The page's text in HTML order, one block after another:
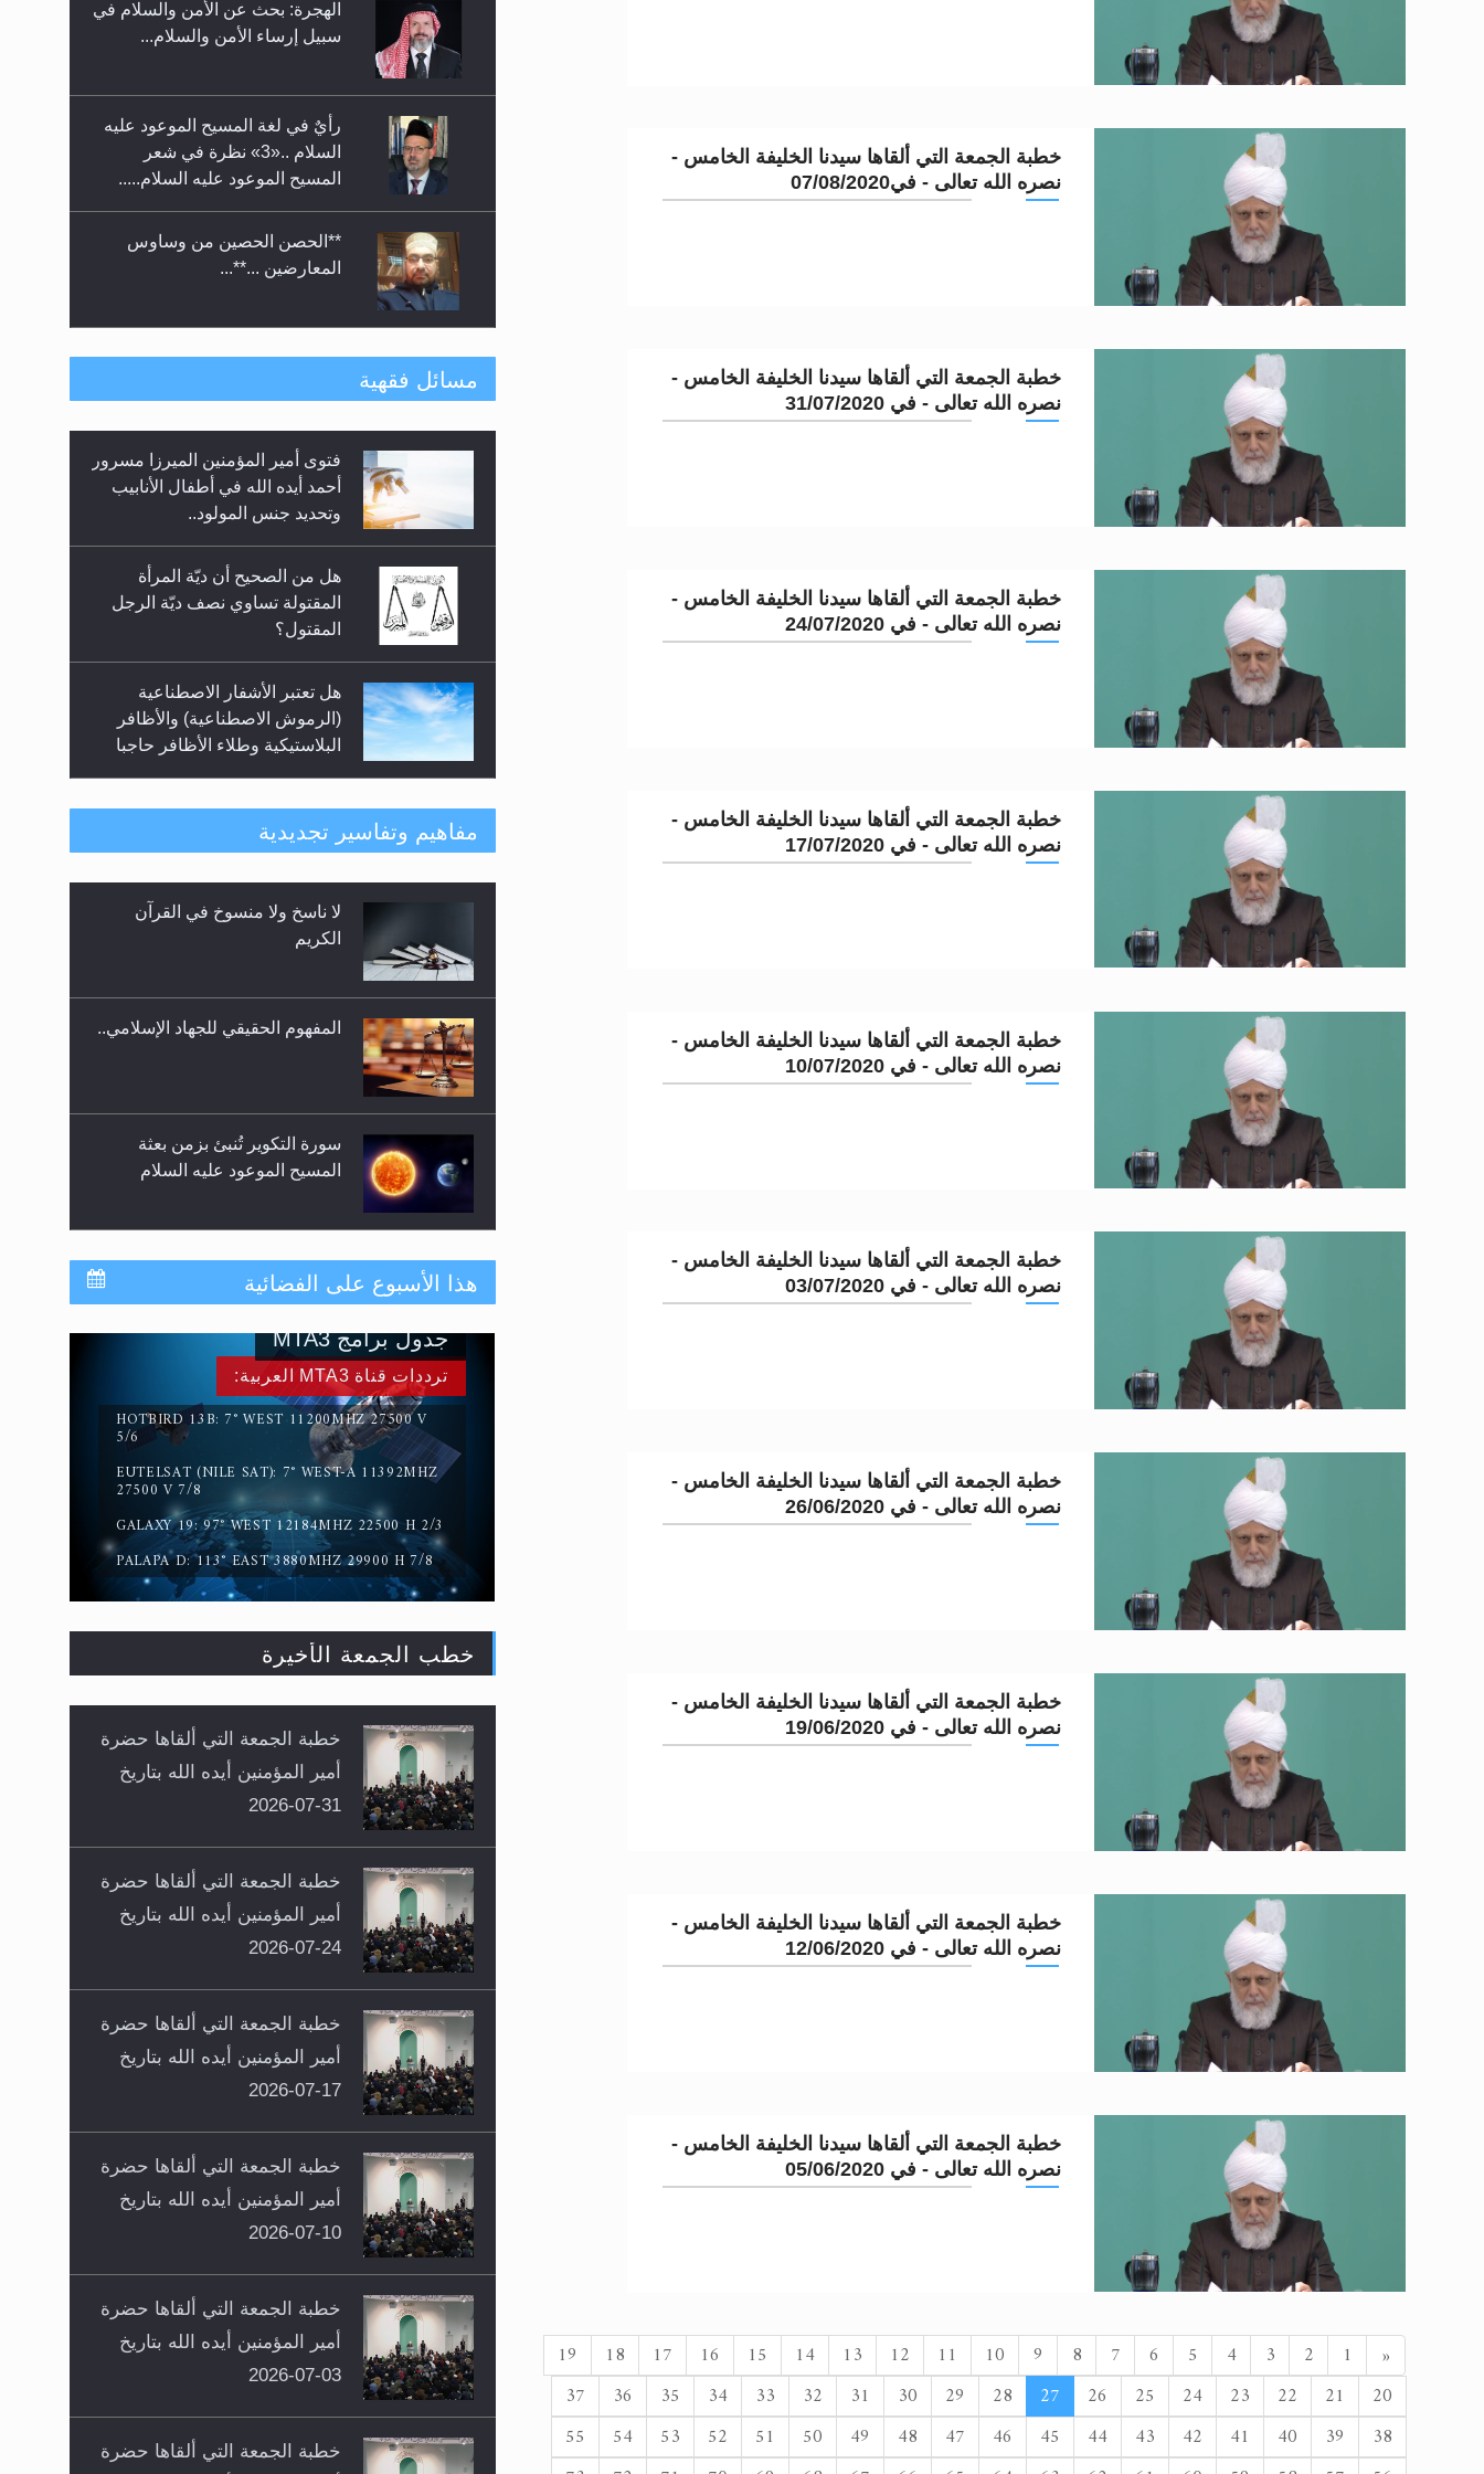
خطبة الجمعة التي ألقاها سيدنا الخليفة الخامس -
نصره الله تعالى - في07/08/2020
خطبة الجمعة التي ألقاها سيدنا الخليفة الخامس -
نصره الله تعالى - في 31/07/2020
خطبة الجمعة التي ألقاها سيدنا الخليفة الخامس -
نصره الله تعالى - في 24/07/2020
خطبة الجمعة التي ألقاها سيدنا الخليفة الخامس -
نصره الله تعالى - في 17/07/2020
خطبة الجمعة التي ألقاها سيدنا الخليفة الخامس -
نصره الله تعالى - في 10/07/2020
خطبة الجمعة التي ألقاها سيدنا الخليفة الخامس -
نصره الله تعالى - في 03/07/2020
خطبة الجمعة التي ألقاها سيدنا الخليفة الخامس -
نصره الله تعالى - في 26/06/2020
خطبة الجمعة التي ألقاها سيدنا الخليفة الخامس -
نصره الله تعالى - في 19/06/2020
خطبة الجمعة التي ألقاها سيدنا الخليفة الخامس -
نصره الله تعالى - في 12/06/2020
خطبة الجمعة التي ألقاها سيدنا الخليفة الخامس -
نصره الله تعالى - في 05/06/2020
« السابق1
2
3
4
5
6
7
8
9
10
11
12
13
14
15
16
17
18
19
20
21
22
23
24
25
26
27
28
29
30
31
32
33
34
35
36
37
38
39
40
41
42
43
44
45
46
47
48
49
50
51
52
53
54
55
حفل توزيع الشهادات في الجامعة
الأحمدية بنيجيريا لعام 2025
الهجرة: بحث عن الأمن والسلام في
سبيل إرساء الأمن والسلام...
رأيٌ في لغة المسيح الموعود عليه
السلام ..«3» نظرة في شعر
المسيح الموعود عليه السلام.....
**الحصن الحصين من وساوس
المعارضين ...**...
متطلَّبات التّحريك الجديد...
رأيٌ في لغة المسيح الموعود عليه
السلام.. 4...
مسائل فقهية
فتوى أمير المؤمنين الميرزا مسرور
أحمد أيده الله في أطفال الأنابيب
وتحديد جنس المولود..
هل من الصحيح أن ديّة المرأة
المقتولة تساوي نصف ديّة الرجل
المقتول؟
هل تعتبر الأشفار الاصطناعية
(الرموش الاصطناعية) والأظافر
البلاستيكية وطلاء الأظافر حاجبا
هل يُحسب حول الزكاة وفق السنة
الميلادية أو الهجرية؟
هل يجوز فتح مشروع كوافير نسائي
للمحجبات وغير المحجبات؟
مفاهيم وتفاسير تجديدية
لا ناسخ ولا منسوخ في القرآن
الكريم
المفهوم الحقيقي للجهاد الإسلامي..
سورة التكوير تُنبئ بزمن بعثة
المسيح الموعود عليه السلام
حقيقة المسيح الدجال
القرآن قاضٍ وحكمٌ على السنة
ومهيمنٌ عليها.. ليس العكس
هذا الأسبوع على الفضائية
ترددات قناة MTA3 العربية:
HOTBIRD 13B: 7° WEST 11200MHZ 27500 V
5/6
EUTELSAT (NILE SAT): 7° WEST-A 11392MHZ
27500 V 7/8
GALAXY 19: 97° WEST 12184MHZ 22500 H 2/3
PALAPA D: 113° EAST 3880MHZ 29900 H 7/8
جدول برامج MTA3
خطب الجمعة الأخيرة
خطبة الجمعة التي ألقاها حضرة
أمير المؤمنين أيده الله بتاريخ
31-07-2026
خطبة الجمعة التي ألقاها حضرة
أمير المؤمنين أيده الله بتاريخ
24-07-2026
خطبة الجمعة التي ألقاها حضرة
أمير المؤمنين أيده الله بتاريخ
17-07-2026
خطبة الجمعة التي ألقاها حضرة
أمير المؤمنين أيده الله بتاريخ
10-07-2026
خطبة الجمعة التي ألقاها حضرة
أمير المؤمنين أيده الله بتاريخ
03-07-2026
خطبة الجمعة التي ألقاها حضرة